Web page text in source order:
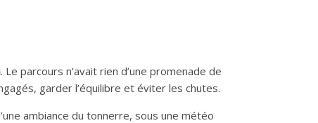
. Le parcours n’avait rien d’une promenade de
garder l’équilibre et éviter les chutes.
ambiance du tonnerre, sous une météo